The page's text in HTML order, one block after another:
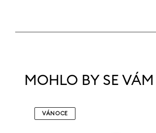
MOHLO BY SE
VÁNOCE